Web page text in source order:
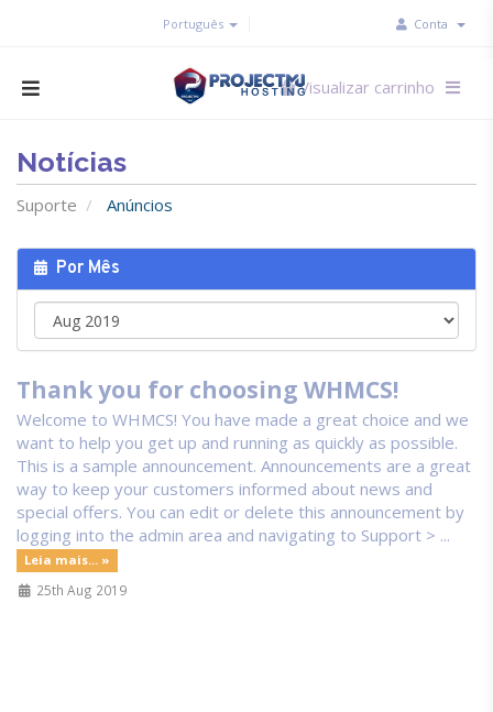
Português Conta
Visualizar carrinho
Notícias
Suporte Anúncios
Por Mês
Thank you for choosing WHMCS!
Welcome to WHMCS! You have made a great choice and we
want to help you get up and running as quickly as possible.
This is a sample announcement. Announcements are a great
way to keep your customers informed about news and
special offers. You can edit or delete this announcement by
logging into the admin area and navigating to Support > ...
Leia mais... »
25th Aug 2019